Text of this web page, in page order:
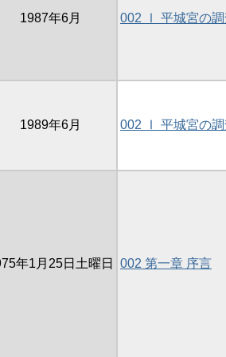
1987年6月 002 Ⅰ 平城宮の調
1989年6月 002 Ⅰ 平城宮の調
年1月25日土曜日 002 第一章 序言